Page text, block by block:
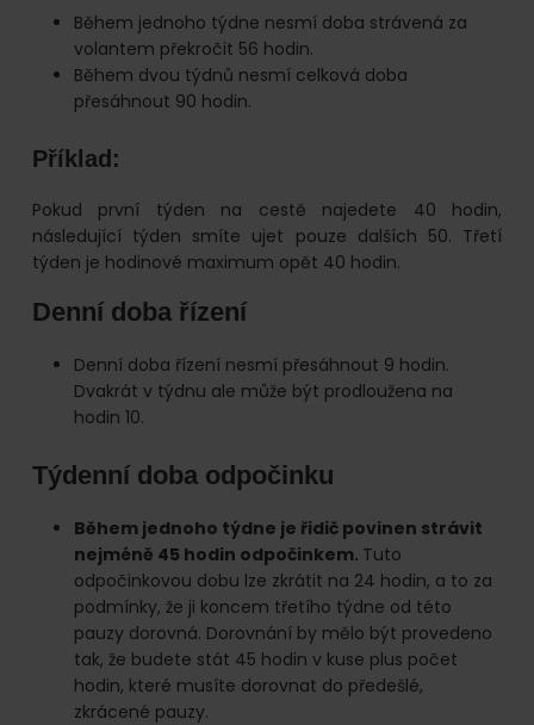
Během jednoho týdne nesmí doba strávená za
volantem překročit 56 hodin.
Během dvou týdnů nesmí celková doba
přesáhnout 90 hodin.
Příklad:
Pokud první týden na cestě najedete 40 hodin,
následující týden smíte ujet pouze dalších 50. Třetí
týden je hodinové maximum opět 40 hodin.
Denní doba řízení
Denní doba řízení nesmí přesáhnout 9 hodin.
Dvakrát v týdnu ale může být prodloužena na
hodin 10.
Týdenní doba odpočinku
Během jednoho týdne je řidič povinen strávit
nejméně 45 hodin odpočinkem. Tuto
odpočinkovou dobu lze zkrátit na 24 hodin, a to za
podmínky, že ji koncem třetího týdne od této
pauzy dorovná. Dorovnání by mělo být provedeno
tak, že budete stát 45 hodin v kuse plus počet
hodin, které musíte dorovnat do předešlé,
zkrácené pauzy.